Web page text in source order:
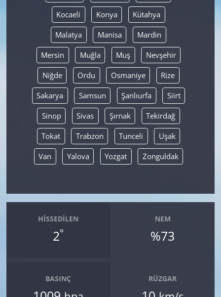
Kocaeli Konya Kütahya
Malatya Manisa Mardin
Mersin Muğla Muş Nevşehir
Niğde Ordu Osmaniye Rize
Sakarya Samsun Şanlıurfa Siirt
Sinop Sivas Şırnak Tekirdağ
Tokat Trabzon Tunceli Uşak
Van Yalova Yozgat Zonguldak
HISSEDILEN
2°
NEM
%73
BASINÇ RÜZGAR